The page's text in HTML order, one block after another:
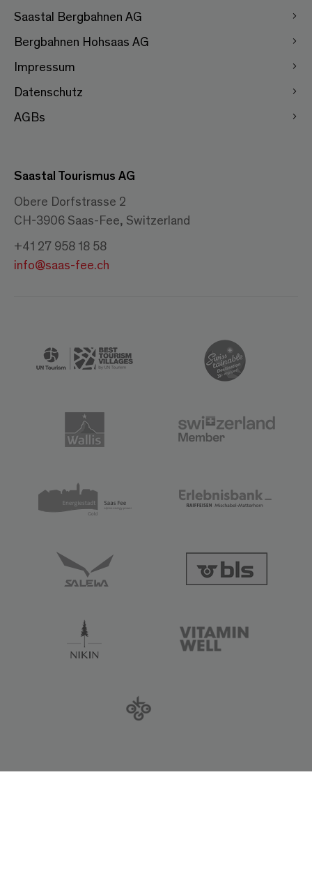
Saastal Bergbahnen AG
Bergbahnen Hohsaas AG
Impressum
Datenschutz
AGBs
Saastal Tourismus AG
Obere Dorfstrasse 2
CH-3906 Saas-Fee, Switzerland
+41 27 958 18 58
info@saas-fee.ch